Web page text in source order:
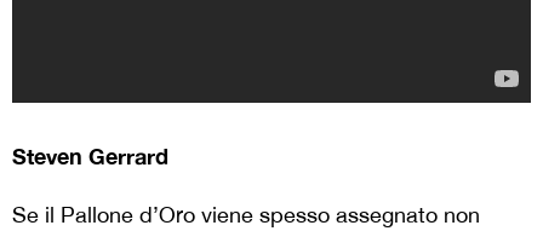
Steven Gerrard
Se il Pallone d’Oro viene spesso assegnato non